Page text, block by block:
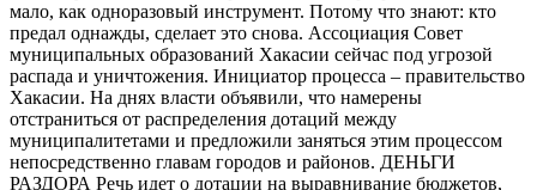
мало, как одноразовый инструмент. Потому что знают: кто
предал однажды, сделает это снова. Ассоциация Совет
муниципальных образований Хакасии сейчас под угрозой
распада и уничтожения. Инициатор процесса – правительство
Хакасии. На днях власти объявили, что намерены
отстраниться от распределения дотаций между
муниципалитетами и предложили заняться этим процессом
непосредственно главам городов и районов. ДЕНЬГИ
РАЗДОРА Речь идет о дотации на выравнивание бюджетов,